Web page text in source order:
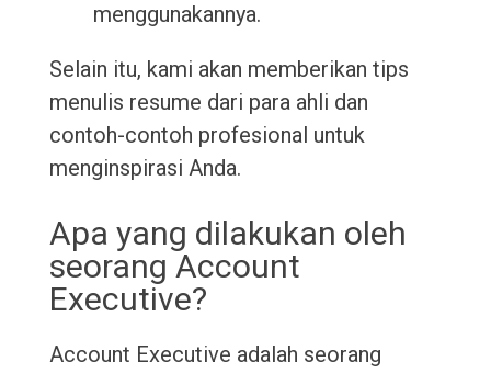
menggunakannya.
Selain itu, kami akan memberikan tips
menulis resume dari para ahli dan
contoh-contoh profesional untuk
menginspirasi Anda.
Apa yang dilakukan oleh
seorang Account
Executive?
Account Executive adalah seorang